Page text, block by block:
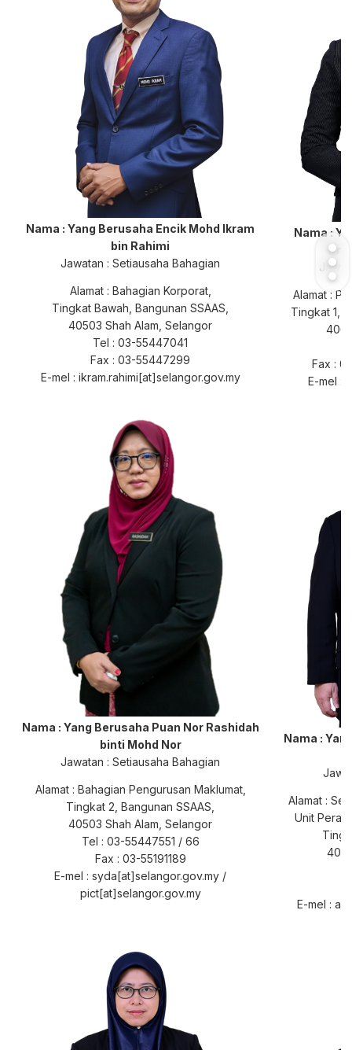
Nama : Yang Berusaha Encik Mohd Ikram
bin Rahimi
Jawatan : Setiausaha Bahagian
Alamat : Bahagian Korporat,
Tingkat Bawah, Bangunan SSAAS,
40503 Shah Alam, Selangor
Tel : 03-55447041
Fax : 03-55447299
E-mel : ikram.rahimi[at]selangor.gov.my
Nama :
Alamat :
Tingkat 1,
Fax :
E-mel :
Nama : Yang Berusaha Puan Nor Rashidah
binti Mohd Nor
Jawatan : Setiausaha Bahagian
Alamat : Bahagian Pengurusan Maklumat,
Tingkat 2, Bangunan SSAAS,
40503 Shah Alam, Selangor
Tel : 03-55447551 / 66
Fax : 03-55191189
E-mel : syda[at]selangor.gov.my /
pict[at]selangor.gov.my
Nama :
Alamat :
Unit
E-mel :